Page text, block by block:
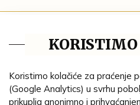
Pravila privatnosti
Tematske cjeline
Impresum
KORISTIMO
Koristimo kolačiće za praćenje
(Google Analytics) u svrhu
prikuplja anonimno i